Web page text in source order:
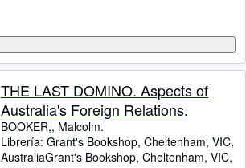
THE LAST DOMINO. Aspects of
Australia's Foreign Relations.
BOOKER,, Malcolm.
Librería: Grant's Bookshop, Cheltenham, VIC,
AustraliaGrant's Bookshop, Cheltenham, VIC,